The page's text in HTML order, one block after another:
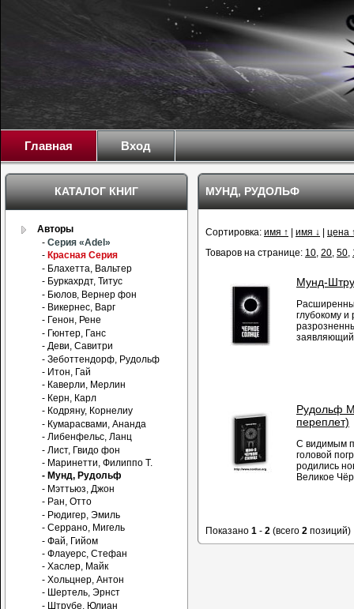
Главная Вход
МУНД, РУДОЛЬФ
Сортировка: имя ↑ имя ↓
цена
Товаров на странице: 10, 20, 50,
Мунд-
глубокому
заявляющий
Рудольф
переплет)
С видимым
головой
родились
Великое
Показано 1 - 2 (всего 2 позиций)
КАТАЛОГ КНИГ
Авторы
-Серия «Adel»
- Красная Серия
- Блахетта, Вальтер
- Буркахрдт, Титус
- Бюлов, Вернер фон
- Викернес, Варг
- Генон, Рене
- Гюнтер, Ганс
- Деви, Савитри
- Зеботтендорф, Рудольф
- Итон, Гай
- Каверли, Мерлин
- Керн, Карл
- Кодряну, Корнелиу
- Кумарасвами, Ананда
- Либенфельс, Ланц
- Лист, Гвидо фон
- Маринетти, Филиппо Т.
- Мунд, Рудольф
- Мэттьюз, Джон
- Ран, Отто
- Рюдигер, Эмиль
- Серрано, Мигель
- Фай, Гийом
- Флауерс, Стефан
- Хаслер, Майк
- Хольцнер, Антон
- Шертель, Эрнст
- Штрубе, Юлиан